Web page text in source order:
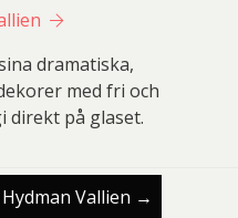
dramatiska,
med fri och
direkt på glaset.
Vallien →